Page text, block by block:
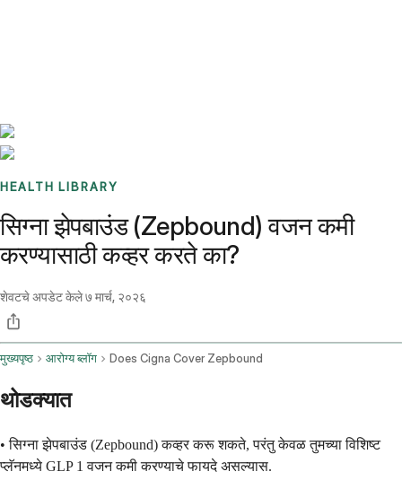
HEALTH LIBRARY
सिग्ना झेपबाउंड (Zepbound) वजन कमी
करण्यासाठी कव्हर करते का?
शेवटचे अपडेट केले७ मार्च, २०२६
मुख्यपृष्ठ आरोग्य ब्लॉग Does Cigna Cover Zepbound
थोडक्यात
• सिग्ना झेपबाउंड (Zepbound) कव्हर करू शकते, परंतु केवळ तुमच्या विशिष्ट
प्लॅनमध्ये GLP 1 वजन कमी करण्याचे फायदे असल्यास.